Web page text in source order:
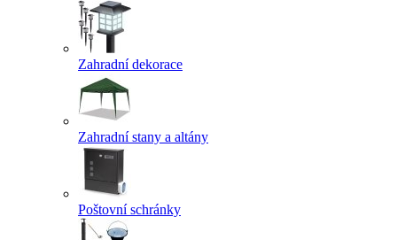
Zahradní dekorace
Zahradní stany a altány
Poštovní schránky